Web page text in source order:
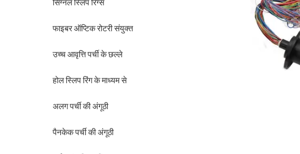
सिग्नल स्लिप रिंग्स
फाइबर ऑप्टिक रोटरी संयुक्त
उच्च आवृत्ति पर्ची के छल्ले
होल स्लिप रिंग के माध्यम से
अलग पर्ची की अंगूठी
पैनकेक पर्ची की अंगूठी